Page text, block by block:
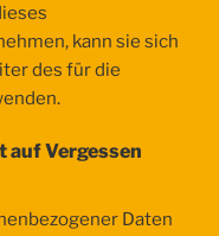
kann sie sich
des für die
Vergessen
Daten